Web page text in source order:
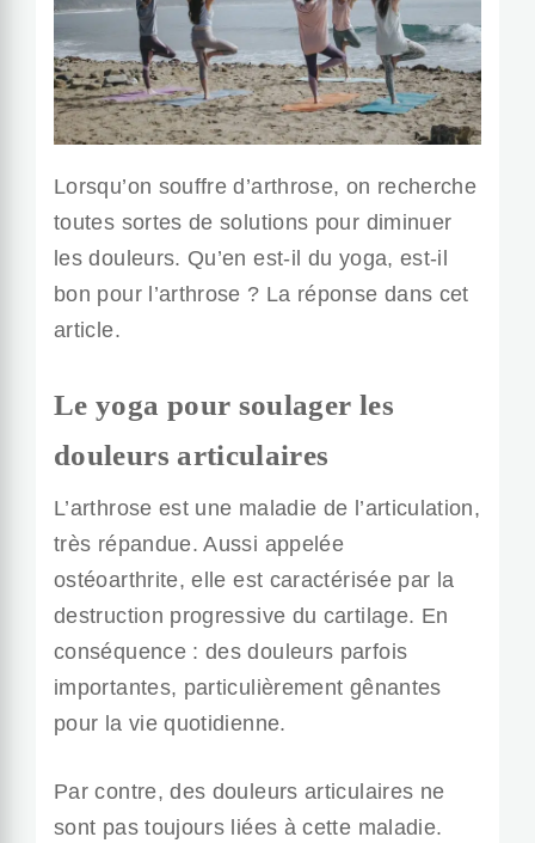
Lorsqu’on souffre d’arthrose, on recherche
toutes sortes de solutions pour diminuer
les douleurs. Qu’en est-il du yoga, est-il
bon pour l’arthrose ? La réponse dans cet
article.
Le yoga pour soulager les
douleurs articulaires
L’arthrose est une maladie de l’articulation,
très répandue. Aussi appelée
ostéoarthrite, elle est caractérisée par la
destruction progressive du cartilage. En
conséquence : des douleurs parfois
importantes, particulièrement gênantes
pour la vie quotidienne.
Par contre, des douleurs articulaires ne
sont pas toujours liées à cette maladie.